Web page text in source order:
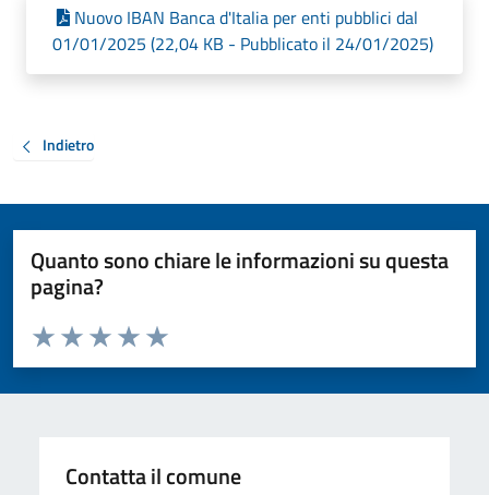
Nuovo IBAN Banca d'Italia per enti pubblici dal
01/01/2025 (22,04 KB - Pubblicato il 24/01/2025)
Indietro
Quanto sono chiare le informazioni su questa
pagina?
Valuta da 1 a 5 stelle la pagina
Valuta 5 stelle su 5
Valuta 4 stelle su 5
Valuta 3 stelle su 5
Valuta 2 stelle su 5
Valuta 1 stelle su 5
Contatta il comune